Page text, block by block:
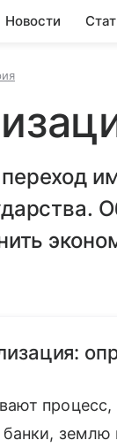
Новости
процесс,
банки,